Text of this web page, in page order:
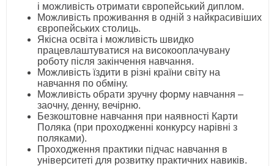
і можливість отримати європейський диплом.
Можливість проживання в одній з найкрасивіших
європейських столиць.
Якісна освіта і можливість швидко
працевлаштуватися на високооплачувану
роботу після закінчення навчання.
Можливість їздити в різні країни світу на
навчання по обміну.
Можливість обрати зручну форму навчання –
заочну, денну, вечірню.
Безкоштовне навчання при наявності Карти
Поляка (при проходженні конкурсу нарівні з
поляками).
Проходження практики підчас навчання в
університеті для розвитку практичних навиків.